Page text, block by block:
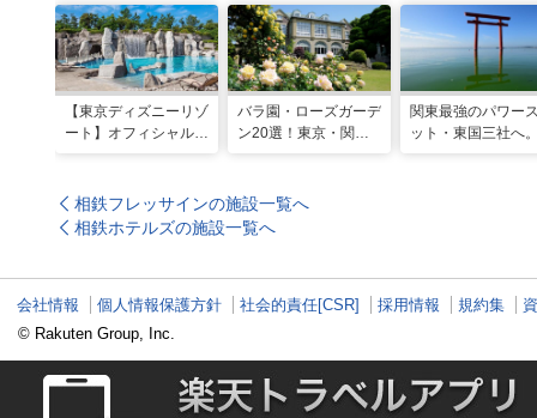
【東京ディズニーリゾ
ート】オフィシャル・
夏も暑さ知らずの旅を
バラ園・ローズガーデ
ン20選！東京・関東
関東最強のパワー
ット・東国三社へ
相鉄フレッサインの施設一覧へ
相鉄ホテルズの施設一覧へ
会社情報 個人情報保護方針 社会的責任[CSR] 採用情報 規約集
© Rakuten Group, Inc.